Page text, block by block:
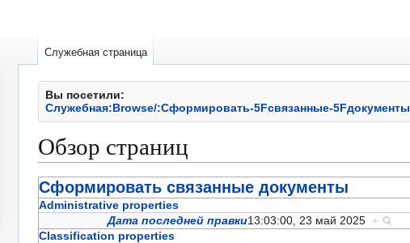
Вы посетили:
Служебная:Browse/:Сформировать-5Fсвязанные-5Fдокументы
Обзор страниц
Перейти
к
Перейти
к
Сформировать связанные документы
Administrative properties
Дата последней правки13:03:00, 23 май 2025 +
Classification properties
Служебная страница